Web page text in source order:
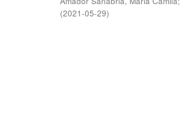
(2021-05-29)